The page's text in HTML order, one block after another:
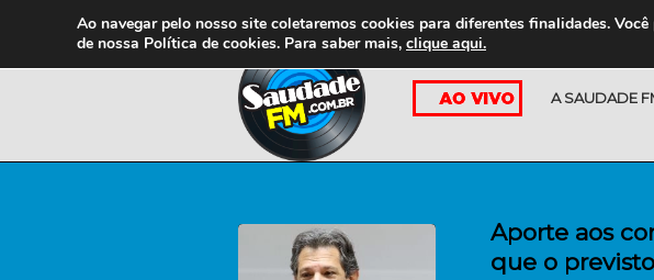
A SAUDADE
Aporte aos
que o
Ao navegar pelo nosso site coletaremos cookies para diferentes finalidades.
de nossa Política de cookies. Para saber mais, clique aqui.